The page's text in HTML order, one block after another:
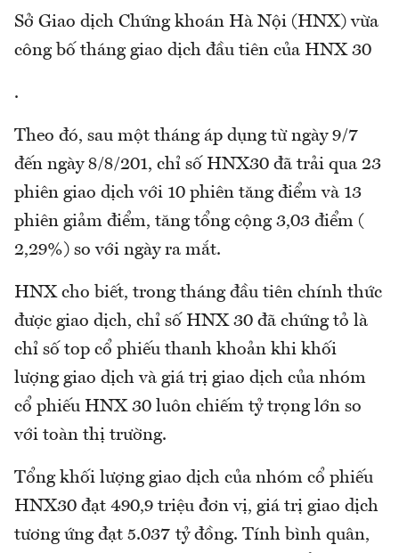
Sở Giao dịch Chứng khoán Hà Nội (HNX) vừa
công bố tháng giao dịch đầu tiên của HNX 30
.
Theo đó, sau một tháng áp dụng từ ngày 9/7
đến ngày 8/8/201, chỉ số HNX30 đã trải qua 23
phiên giao dịch với 10 phiên tăng điểm và 13
phiên giảm điểm, tăng tổng cộng 3,03 điểm (
2,29%) so với ngày ra mắt.
HNX cho biết, trong tháng đầu tiên chính thức
được giao dịch, chỉ số HNX 30 đã chứng tỏ là
chỉ số top cổ phiếu thanh khoản khi khối
lượng giao dịch và giá trị giao dịch của nhóm
cổ phiếu HNX 30 luôn chiếm tỷ trọng lớn so
với toàn thị trường.
Tổng khối lượng giao dịch của nhóm cổ phiếu
HNX30 đạt 490,9 triệu đơn vị, giá trị giao dịch
tương ứng đạt 5.037 tỷ đồng. Tính bình quân,